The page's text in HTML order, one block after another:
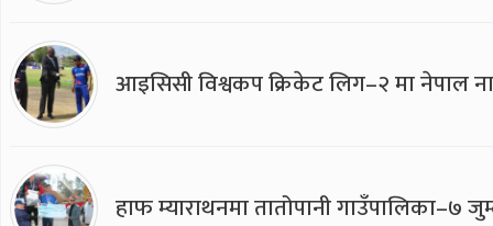
आइसिसी विश्वकप क्रिकेट लिग–२ मा नेपाल
हाफ म्याराथनमा तातोपानी गाउँपालिका–७